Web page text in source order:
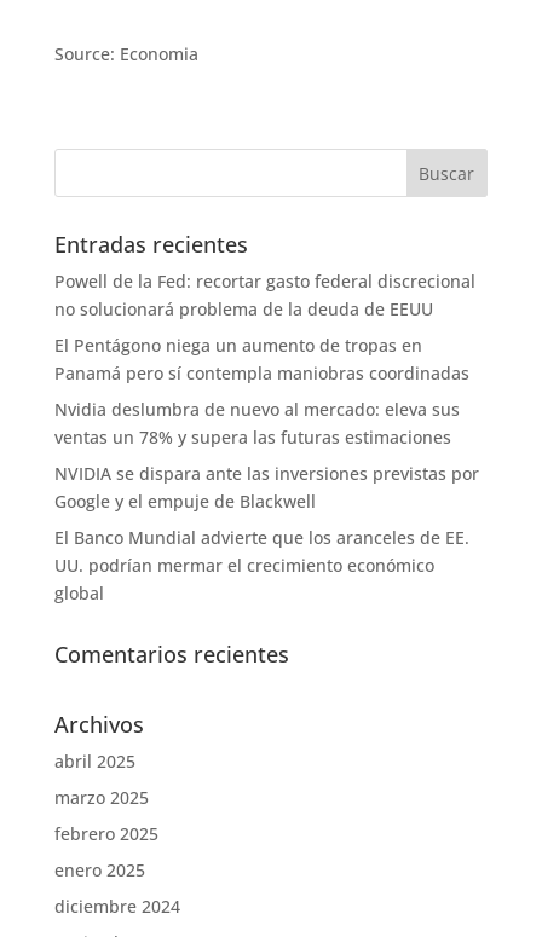
Source: Economia
Entradas recientes
Powell de la Fed: recortar gasto federal discrecional
no solucionará problema de la deuda de EEUU
El Pentágono niega un aumento de tropas en
Panamá pero sí contempla maniobras coordinadas
Nvidia deslumbra de nuevo al mercado: eleva sus
ventas un 78% y supera las futuras estimaciones
NVIDIA se dispara ante las inversiones previstas por
Google y el empuje de Blackwell
El Banco Mundial advierte que los aranceles de EE.
UU. podrían mermar el crecimiento económico
global
Comentarios recientes
Archivos
abril 2025
marzo 2025
febrero 2025
enero 2025
diciembre 2024